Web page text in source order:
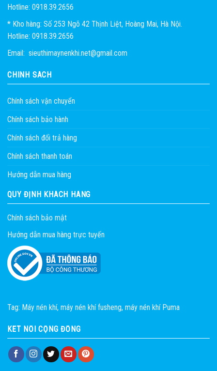
Hotline: 0918.39.2656
* Kho hàng: Số 253 Ngõ 42 Thịnh Liệt, Hoàng Mai, Hà Nội.
Hotline: 0918.39.2656
Email: sieuthimaynenkhi.net@gmail.com
CHÍNH SÁCH
Chính sách vận chuyển
Chính sách bảo hành
Chính sách đổi trả hàng
Chính sách thanh toán
Hướng dẫn mua hàng
QUY ĐỊNH KHÁCH HÀNG
Chính sách bảo mật
Hướng dẫn mua hàng trực tuyến
Tag: Máy nén khí, máy nén khí fusheng, máy nén khí Puma
KẾT NỐI CỘNG ĐỒNG